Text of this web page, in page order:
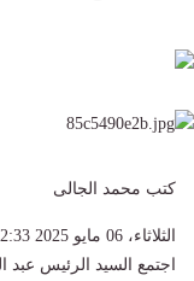
كتب محمد الجالى
الثلاثاء، 06 مايو 2025 12:33 م
اجتمع السيد الرئيس عبد